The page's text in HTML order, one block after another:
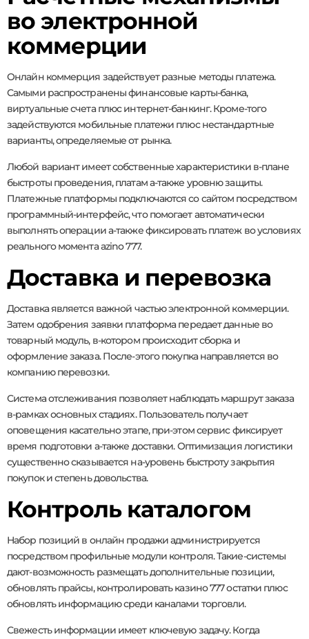
во электронной
коммерции
Онлайн коммерция задействует разные методы платежа.
Самыми распространены финансовые карты-банка,
виртуальные счета плюс интернет-банкинг. Кроме-того
задействуются мобильные платежи плюс нестандартные
варианты, определяемые от рынка.
Любой вариант имеет собственные характеристики в-плане
быстроты проведения, платам а-также уровню защиты.
Платежные платформы подключаются со сайтом посредством
программный-интерфейс, что помогает автоматически
выполнять операции а-также фиксировать платеж во условиях
реального момента azino 777.
Доставка и перевозка
Доставка является важной частью электронной коммерции.
Затем одобрения заявки платформа передает данные во
товарный модуль, в-котором происходит сборка и
оформление заказа. После-этого покупка направляется во
компанию перевозки.
Система отслеживания позволяет наблюдать маршрут заказа
в-рамках основных стадиях. Пользователь получает
оповещения касательно этапе, при-этом сервис фиксирует
время подготовки а-также доставки. Оптимизация логистики
существенно сказывается на-уровень быстроту закрытия
покупок и степень довольства.
Контроль каталогом
Набор позиций в онлайн продажи администрируется
посредством профильные модули контроля. Такие-системы
дают-возможность размещать дополнительные позиции,
обновлять прайсы, контролировать казино 777 остатки плюс
обновлять информацию среди каналами торговли.
Свежесть информации имеет ключевую задачу. Когда